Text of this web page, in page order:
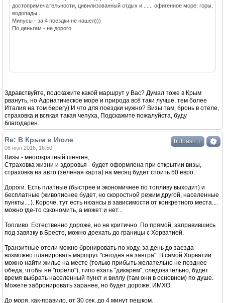
достопримечательности, цивилизованный отдых и ...... офигенное море, горы,
водопады...
Минусы - за 4 поездки не нашел)))
По деньгам - не дорого
Здравствуйте, подскажите какой маршрут у Вас? Думал тоже в Крым
рвануть, но Адриатическое море и природа всё таки лучше, тем более
Италия на том берегу) И что для поездки нужно? Визы там, бронь в отеле,
страховка и всякая такая чепуха, Подскажите пожалуйста, буду
благодарен.
bulbash ↓
Re: В Крым в Июле
08 июн 2016, 16:50
Визы - многократный шенген,
Страховка жизни и здоровья - будет оформлена при открытии визы,
страховка на авто (зеленая карта) на месяц будет стоить 50 евро.
Дороги. Есть платные (быстрее и экономичнее по топливу выходит) и
бесплатные (живописнее будет, но скоростной режим другой, населенные
пункты....). Короче, тут есть нюансы в зависимости от конкретного места....
можно где-то сэкономить, а может и нет...
Топливо. Естественно дороже, но не критично. По прямой, заправившись
под завязку в Бресте, можно доехать до границы с Хорватией.
Транзитные отели можно бронировать по ходу, за день до заезда -
возможно планировать маршрут "сегодня на завтра". В самой Хорватии
можно найти жилье на месте (только прибыть желательно не позднее
обеда, чтобы не "горело"), типо ехать "дикарем", следовательно, будет
время выбрать населенный пункт и виллу (там они в основном) по душе.
Можете забронировать заранее, но будет дороже, ИМХО.
До моря, как-правило, от 30 сек. до 4 минут пешком.